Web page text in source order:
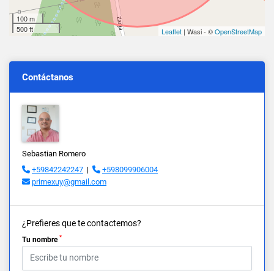
100 m
500 ft
Leaflet | Wasi - ©OpenStreetMap
Contáctanos
Sebastian Romero
+59842242247 |
+598099906004
primexuy@gmail.com
¿Prefieres que te contactemos?
Tu nombre *